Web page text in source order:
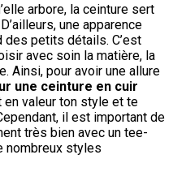
arbore, la ceinture sert
une apparence
des petits détails. C’est
avec soin la matière, la
Ainsi, pour avoir une allure
une ceinture en cuir
en valeur ton style et te
il est important de
très bien avec un tee-
nombreux styles